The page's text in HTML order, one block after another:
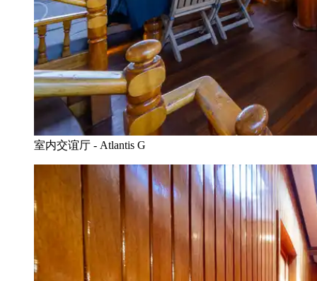
室内交谊厅 - Atlantis G